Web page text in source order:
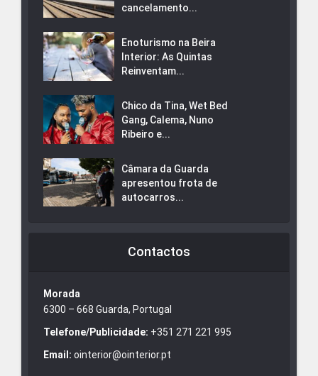
cancelamento...
Enoturismo na Beira
Interior: As Quintas
Reinventam...
Chico da Tina, Wet Bed
Gang, Calema, Nuno
Ribeiro e...
Câmara da Guarda
apresentou frota de
autocarros...
Contactos
Morada
6300 – 668 Guarda, Portugal
Telefone/Publicidade: +351 271 221 995
Email: ointerior@ointerior.pt